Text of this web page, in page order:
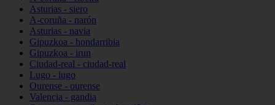
Asturias - siero
A-coruña - narón
Asturias - navia
Gipuzkoa - hondarribia
Gipuzkoa - irun
Ciudad-real - ciudad-real
Lugo - lugo
Ourense - ourense
Valencia - gandia